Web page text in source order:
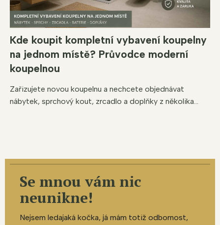
Kde koupit kompletní vybavení koupelny
na jednom místě? Průvodce moderní
koupelnou
Zařizujete novou koupelnu a nechcete objednávat
nábytek, sprchový kout, zrcadlo a doplňky z několika...
Se mnou vám nic
neunikne!
Nejsem ledajaká kočka, já mám totiž odbornost,